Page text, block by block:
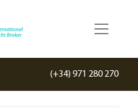
(+34) 971 280 270